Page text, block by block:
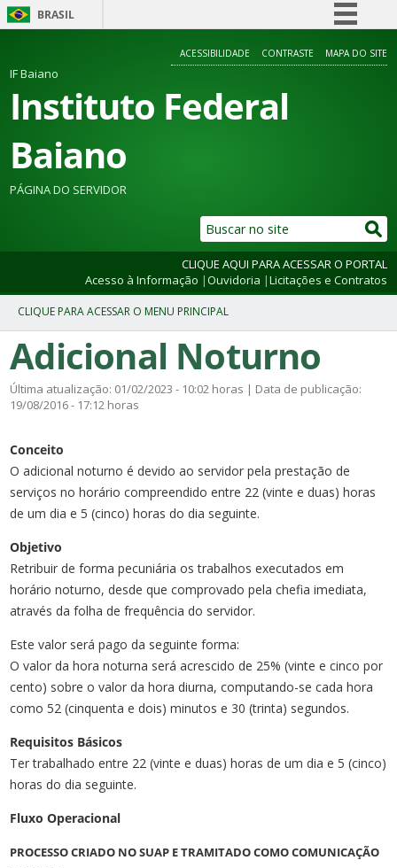
BRASIL
Participe
ACESSIBILIDADE CONTRASTE MAPA DO SITE
IF Baiano
Instituto Federal
Baiano
PÁGINA DO SERVIDOR
CLIQUE AQUI PARA ACESSAR O PORTAL
Acesso à Informação |Ouvidoria |Licitações e Contratos
Adicional Noturno
Última atualização: 01/02/2023 - 10:02 horas | Data de publicação:
19/08/2016 - 17:12 horas
Conceito
O adicional noturno é devido ao servidor pela prestação de
serviços no horário compreendido entre 22 (vinte e duas) horas
de um dia e 5 (cinco) horas do dia seguinte.
Objetivo
Retribuir de forma pecuniária os trabalhos executados em
horário noturno, desde que comprovado pela chefia imediata,
através da folha de frequência do servidor.
Este valor será pago da seguinte forma:
O valor da hora noturna será acrescido de 25% (vinte e cinco por
cento) sobre o valor da hora diurna, computando-se cada hora
como 52 (cinquenta e dois) minutos e 30 (trinta) segundos.
Requisitos Básicos
Ter trabalhado entre 22 (vinte e duas) horas de um dia e 5 (cinco)
horas do dia seguinte.
Fluxo Operacional
PROCESSO CRIADO NO SUAP E TRAMITADO COMO COMUNICAÇÃO